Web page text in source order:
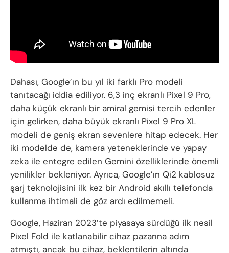
Dahası, Google’ın bu yıl iki farklı Pro modeli
tanıtacağı iddia ediliyor. 6,3 inç ekranlı Pixel 9 Pro,
daha küçük ekranlı bir amiral gemisi tercih edenler
için gelirken, daha büyük ekranlı Pixel 9 Pro XL
modeli de geniş ekran sevenlere hitap edecek. Her
iki modelde de, kamera yeteneklerinde ve yapay
zeka ile entegre edilen Gemini özelliklerinde önemli
yenilikler bekleniyor. Ayrıca, Google’ın Qi2 kablosuz
şarj teknolojisini ilk kez bir Android akıllı telefonda
kullanma ihtimali de göz ardı edilmemeli.
Google, Haziran 2023’te piyasaya sürdüğü ilk nesil
Pixel Fold ile katlanabilir cihaz pazarına adım
atmıştı, ancak bu cihaz, beklentilerin altında